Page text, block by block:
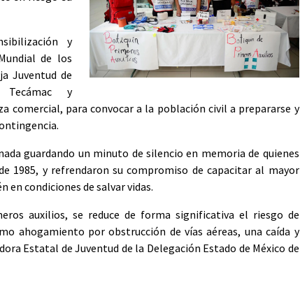
y
de los
Juventud de
Tecámac y
comercial, para convocar a la población civil a prepararse y
guardando un minuto de silencio en memoria de quienes
1985, y refrendaron su compromiso de capacitar al mayor
en condiciones de salvar vidas.
auxilios, se reduce de forma significativa el riesgo de
ahogamiento por obstrucción de vías aéreas, una caída y
Estatal de Juventud de la Delegación Estado de México de